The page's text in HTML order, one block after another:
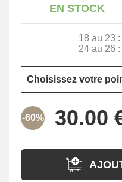
EN STOCK
18 au 23 :
24 au 26 :
-60%